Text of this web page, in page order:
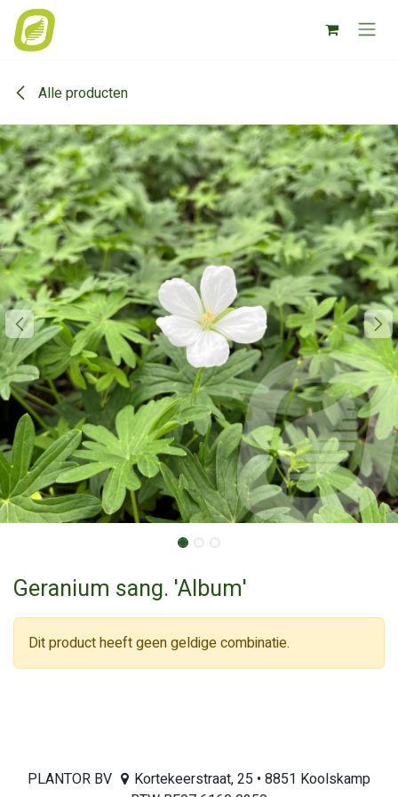
Overslaan naar inhoud
Alle producten
Geranium sang. 'Album'
Dit product heeft geen geldige combinatie.
PLANTOR BV
Kortekeerstraat, 25 • 8851 Koolskamp